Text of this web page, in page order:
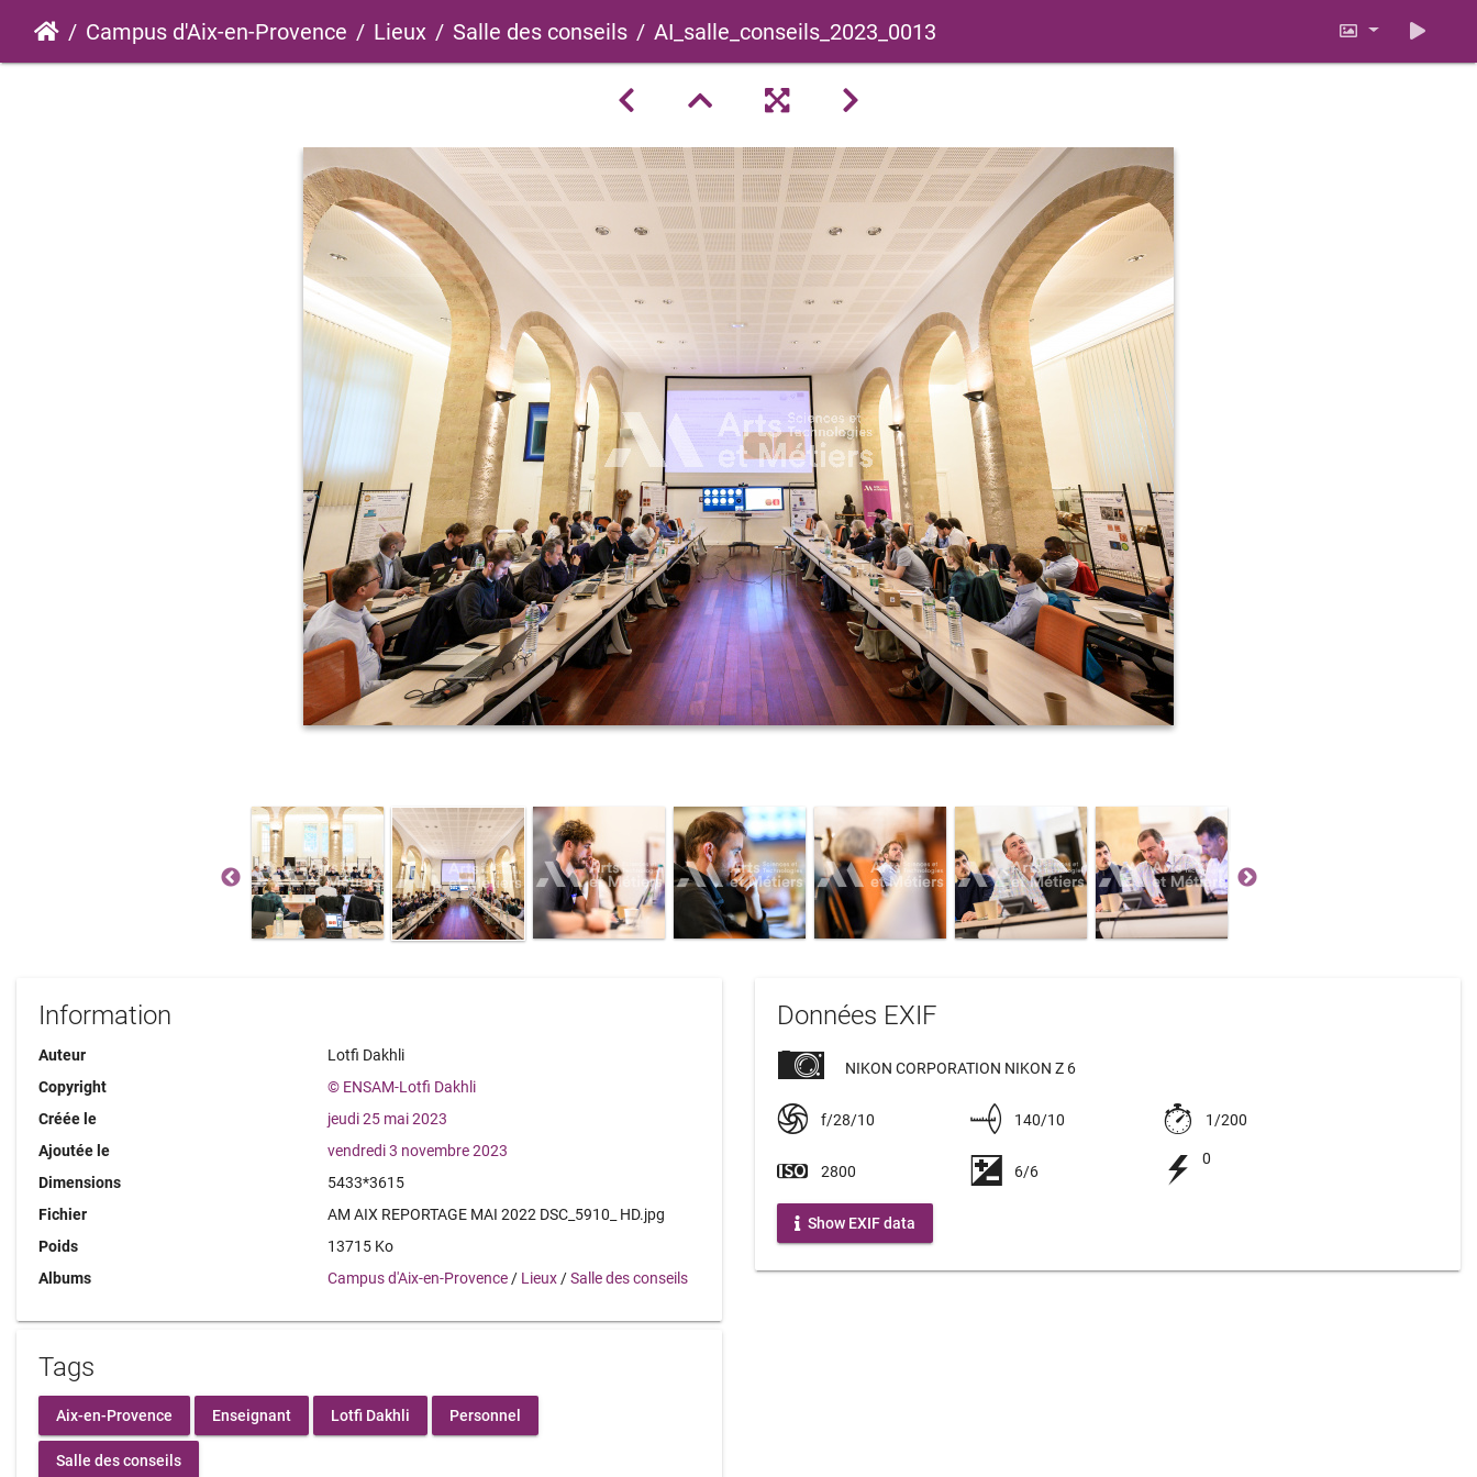
Campus d'Aix-en-Provence Lieux Salle des conseils AI_salle_conseils_2023_0013
Information
Auteur
Lotfi Dakhli
Copyright
© ENSAM-Lotfi Dakhli
Créée le
jeudi 25 mai 2023
Ajoutée le
vendredi 3 novembre 2023
Dimensions
5433*3615
Fichier
AM AIX REPORTAGE MAI 2022 DSC_5910_ HD.jpg
Poids
13715 Ko
Albums
Campus d'Aix-en-Provence / Lieux /Salle des conseils
Tags
Aix-en-Provence Enseignant Lotfi Dakhli Personnel
Salle des conseils
Données EXIF
NIKON CORPORATION NIKON Z 6
f/28/10 140/10 1/200
2800 6/6
0
Show EXIF data